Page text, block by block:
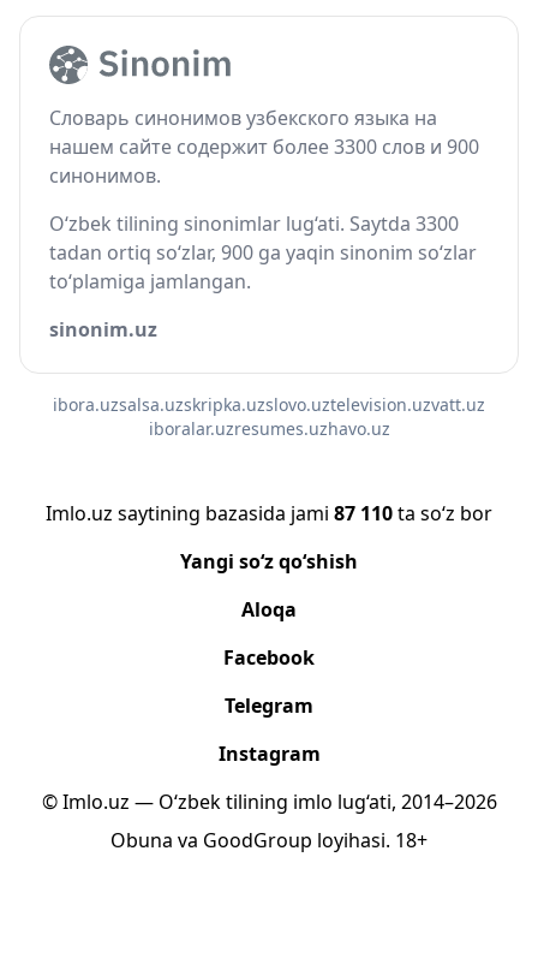
Словарь синонимов узбекского языка на
нашем сайте содержит более 3300 слов и 900
синонимов.
O‘zbek tilining sinonimlar lug‘ati. Saytda 3300
tadan ortiq so‘zlar, 900 ga yaqin sinonim so‘zlar
to‘plamiga jamlangan.
sinonim.uz
ibora.uzsalsa.uzskripka.uzslovo.uztelevision.uzvatt.uz
iboralar.uzresumes.uzhavo.uz
Imlo.uz saytining bazasida jami 87 110ta so‘z bor
Yangi so‘z qo‘shish
Aloqa
Facebook
Telegram
Instagram
© Imlo.uz — O‘zbek tilining imlo lug‘ati, 2014–2026
Obuna va GoodGroup loyihasi. 18+